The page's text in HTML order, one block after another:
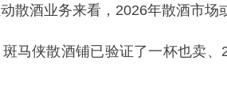
散酒业务来看，2026年散酒市场
马侠散酒铺已验证了一杯也卖